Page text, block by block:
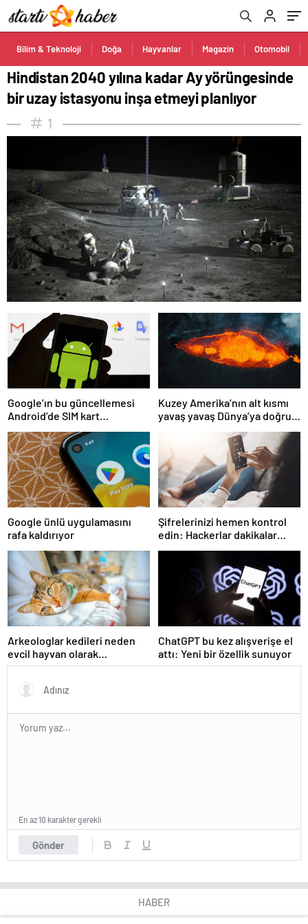
Bilim & Teknoloji Doğa Hayvanlar Magazin Otomobil
Hindistan 2040 yılına kadar Ay yörüngesinde
bir uzay istasyonu inşa etmeyi planlıyor
1
Google’ın bu güncellemesi
Android’de SIM kart
kaldıracak
Kuzey Amerika’nın alt kısmı
yavaş yavaş Dünya’ya doğru
Google ünlü uygulamasını
rafa kaldırıyor
Şifrelerinizi hemen kontrol
edin: Hackerlar dakikalar
Arkeologlar kedileri neden
evcil hayvan olarak
beslediğimizin sırrını keşfetti
ChatGPT bu kez alışverişe el
attı: Yeni bir özellik sunuyor
Gönder
En az 10 karakter gerekli
HABER